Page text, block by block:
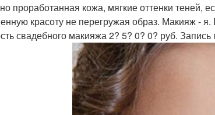
проработанная кожа, мягкие оттенки теней,
красоту не перегружая образ. Макияж -
свадебного макияжа 2? 5? 0? 0? руб.